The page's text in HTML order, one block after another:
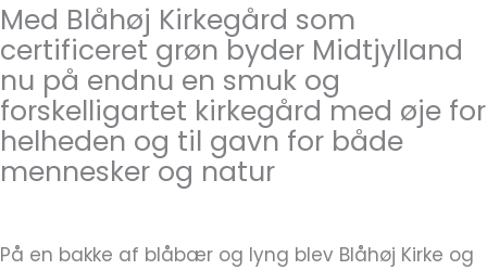
Med Blåhøj Kirkegård som
certificeret grøn byder Midtjylland
nu på endnu en smuk og
forskelligartet kirkegård med øje for
helheden og til gavn for både
mennesker og natur
På en bakke af blåbær og lyng blev Blåhøj Kirke og